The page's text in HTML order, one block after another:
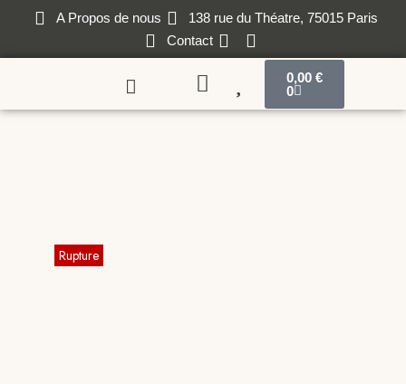
A Propos de nous
138 rue du Théatre, 75015 Paris
Contact
0,00€
0